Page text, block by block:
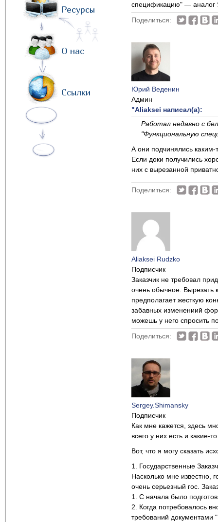
Ресурсы
О нас
Ссылки
спецификацию" — аналог
Поделиться:
Юрий Веденин
Админ
"Aliaksei написал(а):
Работал недавно с
"Функциональную
А они подчинялись каким-
Если доки получились
них с вырезанной
Поделиться:
Aliaksei Rudzko
Подписчик
Заказчик не требовал
очень обычное. Вырезать
предполагает жесткую
забавных изменениий
можешь у него спросить
Поделиться:
Sergey.Shimansky
Подписчик
Как мне кажется, здесь
всего у них есть и
Вот, что я могу сказать
1. Государственные
Насколько мне известно,
очень серьезный гос.
1. С начала было
2. Когда потребовалось
требований документами